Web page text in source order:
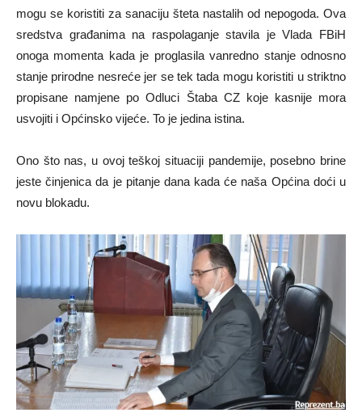
mogu se koristiti za sanaciju šteta nastalih od nepogoda. Ova
sredstva građanima na raspolaganje stavila je Vlada FBiH
onoga momenta kada je proglasila vanredno stanje odnosno
stanje prirodne nesreće jer se tek tada mogu koristiti u striktno
propisane namjene po Odluci Štaba CZ koje kasnije mora
usvojiti i Općinsko vijeće. To je jedina istina.
Ono što nas, u ovoj teškoj situaciji pandemije, posebno brine
jeste činjenica da je pitanje dana kada će naša Općina doći u
novu blokadu.